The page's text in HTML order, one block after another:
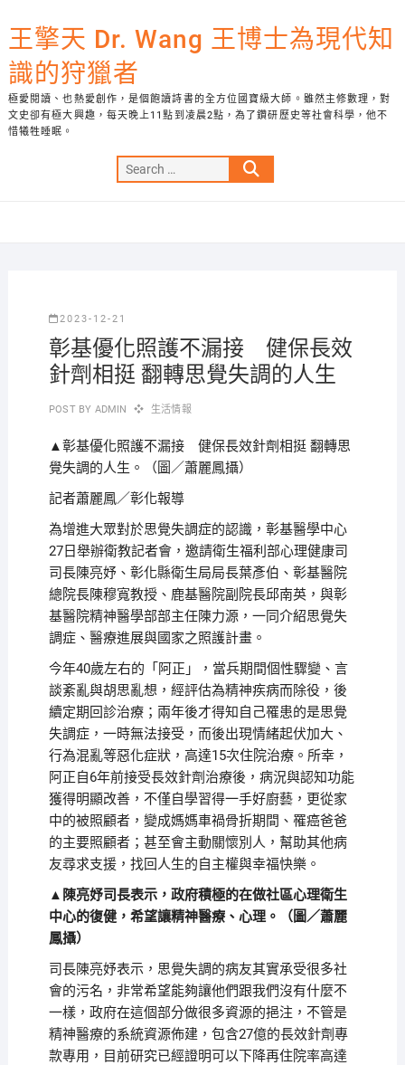
to
content
王擎天 Dr. Wang 王博士為現代知
識的狩獵者
極愛閱讀、也熱愛創作，是個飽讀詩書的全方位國寶級大師。雖然主修數理，對
文史卻有極大興趣，每天晚上11點到凌晨2點，為了鑽研歷史等社會科學，他不
惜犧牲睡眠。
Search
…
2023-12-21
彰基優化照護不漏接 健保長效
針劑相挺 翻轉思覺失調的人生
POST BY ADMIN 生活情報
▲彰基優化照護不漏接 健保長效針劑相挺 翻轉思
覺失調的人生。（圖／蕭麗鳳攝）
記者蕭麗鳳／彰化報導
為增進大眾對於思覺失調症的認識，彰基醫學中心
27日舉辦衛教記者會，邀請衛生福利部心理健康司
司長陳亮妤、彰化縣衛生局局長葉彥伯、彰基醫院
總院長陳穆寬教授、鹿基醫院副院長邱南英，與彰
基醫院精神醫學部部主任陳力源，一同介紹思覺失
調症、醫療進展與國家之照護計畫。
今年40歲左右的「阿正」，當兵期間個性驟變、言
談紊亂與胡思亂想，經評估為精神疾病而除役，後
續定期回診治療；兩年後才得知自己罹患的是思覺
失調症，一時無法接受，而後出現情緒起伏加大、
行為混亂等惡化症狀，高達15次住院治療。所幸，
阿正自6年前接受長效針劑治療後，病況與認知功能
獲得明顯改善，不僅自學習得一手好廚藝，更從家
中的被照顧者，變成媽媽車禍骨折期間、罹癌爸爸
的主要照顧者；甚至會主動關懷別人，幫助其他病
友尋求支援，找回人生的自主權與幸福快樂。
▲陳亮妤司長表示，政府積極的在做社區心理衛生
中心的復健，希望讓精神醫療、心理。（圖／蕭麗
鳳攝）
司長陳亮妤表示，思覺失調的病友其實承受很多社
會的污名，非常希望能夠讓他們跟我們沒有什麼不
一樣，政府在這個部分做很多資源的挹注，不管是
精神醫療的系統資源佈建，包含27億的長效針劑專
款專用，目前研究已經證明可以下降再住院率高達